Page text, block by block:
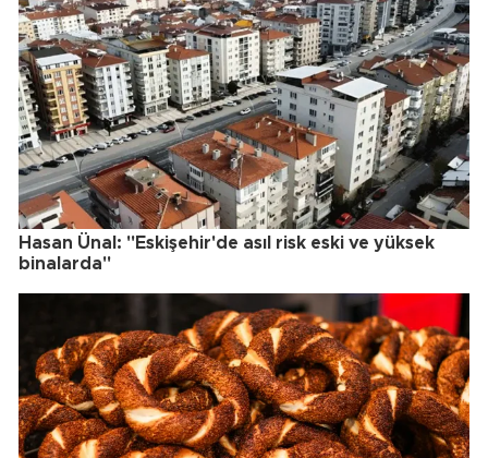
Hasan Ünal: "Eskişehir'de asıl risk eski ve yüksek
binalarda"